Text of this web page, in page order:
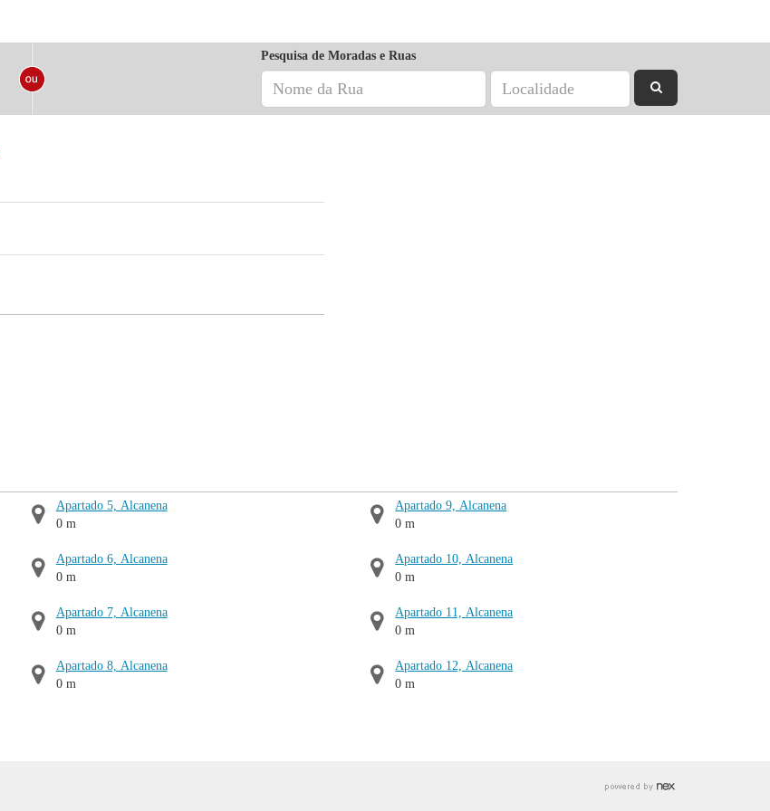
Pesquisa de Moradas e Ruas
Apartado 5, Alcanena
0 m
Apartado 6, Alcanena
0 m
Apartado 7, Alcanena
0 m
Apartado 8, Alcanena
0 m
Apartado 9, Alcanena
0 m
Apartado 10, Alcanena
0 m
Apartado 11, Alcanena
0 m
Apartado 12, Alcanena
0 m